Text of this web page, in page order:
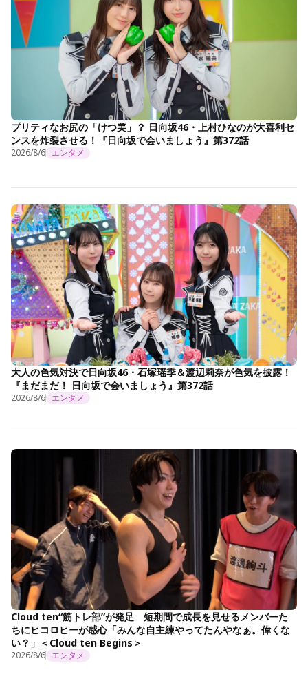
プリティなお尻の「けつ美」？ 日向坂46・上村ひなのが大喜利セ
ンスを炸裂させる！『日向坂で会いましょう』第372話
2026/8/6 エンタメ
大人の色気対決で日向坂46・石塚瑶季＆渡辺莉奈が色気を披露！
『まだまだ！ 日向坂で会いましょう』第372話
2026/8/6 エンタメ
Cloud ten“筋トレ部”が発足 短期間で成長を見せるメンバーた
ちにヒコロヒーが感心「みんな自主練やってたんやなぁ。偉くな
い？」＜Cloud ten Begins＞
2026/8/6 エンタメ